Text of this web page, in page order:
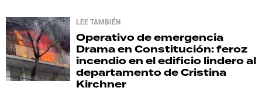
LEE TAMBIÉN
Operativo de emergencia
Drama en Constitución: feroz
incendio en el edificio lindero al
departamento de Cristina
Kirchner